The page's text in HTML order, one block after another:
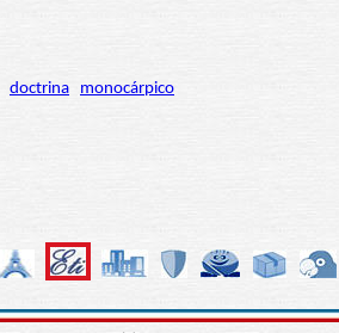
doctrina monocárpico